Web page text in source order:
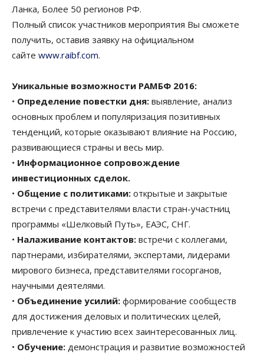
Ланка, Более 50 регионов РФ.
Полный список участников мероприятия Вы сможете
получить, оставив заявку на официальном
сайте www.raibf.com.
Уникальные возможности РАМБФ 2016:
• Определение повестки дня: выявление, анализ
основных проблем и популяризация позитивных
тенденций, которые оказывают влияние на Россию,
развивающиеся страны и весь мир.
• Информационное сопровождение
инвестиционных сделок.
• Общение с политиками: открытые и закрытые
встречи с представителями власти стран-участниц
программы «Шелковый Путь», ЕАЭС, СНГ.
• Налаживание контактов: встречи с коллегами,
партнерами, избирателями, экспертами, лидерами
мирового бизнеса, представителями госорганов,
научными деятелями.
• Объединение усилий: формирование сообществ
для достижения деловых и политических целей,
привлечение к участию всех заинтересованных лиц.
• Обучение: демонстрация и развитие возможностей